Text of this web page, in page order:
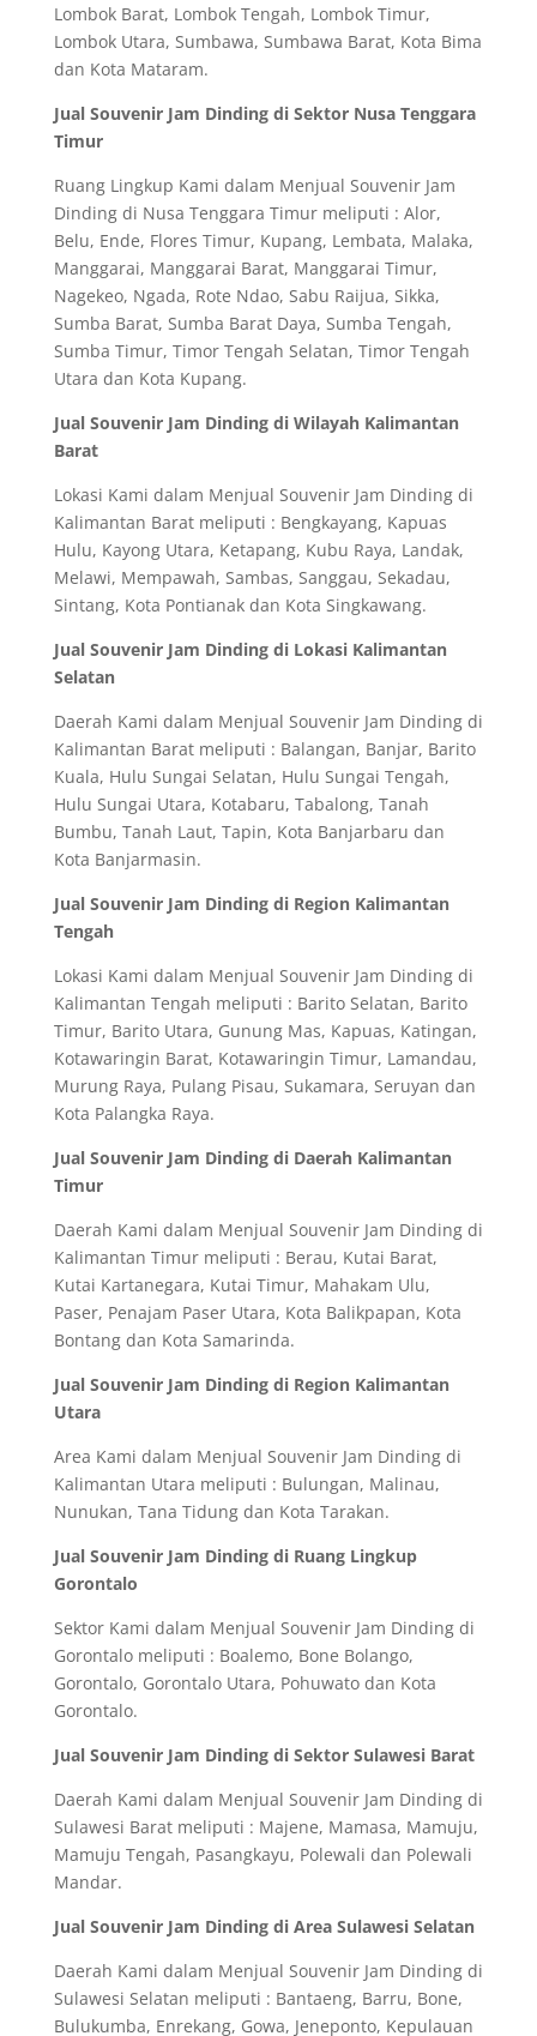
Lombok Barat, Lombok Tengah, Lombok Timur,
Lombok Utara, Sumbawa, Sumbawa Barat, Kota Bima
dan Kota Mataram.
Jual Souvenir Jam Dinding di Sektor Nusa Tenggara
Timur
Ruang Lingkup Kami dalam Menjual Souvenir Jam
Dinding di Nusa Tenggara Timur meliputi : Alor,
Belu, Ende, Flores Timur, Kupang, Lembata, Malaka,
Manggarai, Manggarai Barat, Manggarai Timur,
Nagekeo, Ngada, Rote Ndao, Sabu Raijua, Sikka,
Sumba Barat, Sumba Barat Daya, Sumba Tengah,
Sumba Timur, Timor Tengah Selatan, Timor Tengah
Utara dan Kota Kupang.
Jual Souvenir Jam Dinding di Wilayah Kalimantan
Barat
Lokasi Kami dalam Menjual Souvenir Jam Dinding di
Kalimantan Barat meliputi : Bengkayang, Kapuas
Hulu, Kayong Utara, Ketapang, Kubu Raya, Landak,
Melawi, Mempawah, Sambas, Sanggau, Sekadau,
Sintang, Kota Pontianak dan Kota Singkawang.
Jual Souvenir Jam Dinding di Lokasi Kalimantan
Selatan
Daerah Kami dalam Menjual Souvenir Jam Dinding di
Kalimantan Barat meliputi : Balangan, Banjar, Barito
Kuala, Hulu Sungai Selatan, Hulu Sungai Tengah,
Hulu Sungai Utara, Kotabaru, Tabalong, Tanah
Bumbu, Tanah Laut, Tapin, Kota Banjarbaru dan
Kota Banjarmasin.
Jual Souvenir Jam Dinding di Region Kalimantan
Tengah
Lokasi Kami dalam Menjual Souvenir Jam Dinding di
Kalimantan Tengah meliputi : Barito Selatan, Barito
Timur, Barito Utara, Gunung Mas, Kapuas, Katingan,
Kotawaringin Barat, Kotawaringin Timur, Lamandau,
Murung Raya, Pulang Pisau, Sukamara, Seruyan dan
Kota Palangka Raya.
Jual Souvenir Jam Dinding di Daerah Kalimantan
Timur
Daerah Kami dalam Menjual Souvenir Jam Dinding di
Kalimantan Timur meliputi : Berau, Kutai Barat,
Kutai Kartanegara, Kutai Timur, Mahakam Ulu,
Paser, Penajam Paser Utara, Kota Balikpapan, Kota
Bontang dan Kota Samarinda.
Jual Souvenir Jam Dinding di Region Kalimantan
Utara
Area Kami dalam Menjual Souvenir Jam Dinding di
Kalimantan Utara meliputi : Bulungan, Malinau,
Nunukan, Tana Tidung dan Kota Tarakan.
Jual Souvenir Jam Dinding di Ruang Lingkup
Gorontalo
Sektor Kami dalam Menjual Souvenir Jam Dinding di
Gorontalo meliputi : Boalemo, Bone Bolango,
Gorontalo, Gorontalo Utara, Pohuwato dan Kota
Gorontalo.
Jual Souvenir Jam Dinding di Sektor Sulawesi Barat
Daerah Kami dalam Menjual Souvenir Jam Dinding di
Sulawesi Barat meliputi : Majene, Mamasa, Mamuju,
Mamuju Tengah, Pasangkayu, Polewali dan Polewali
Mandar.
Jual Souvenir Jam Dinding di Area Sulawesi Selatan
Daerah Kami dalam Menjual Souvenir Jam Dinding di
Sulawesi Selatan meliputi : Bantaeng, Barru, Bone,
Bulukumba, Enrekang, Gowa, Jeneponto, Kepulauan